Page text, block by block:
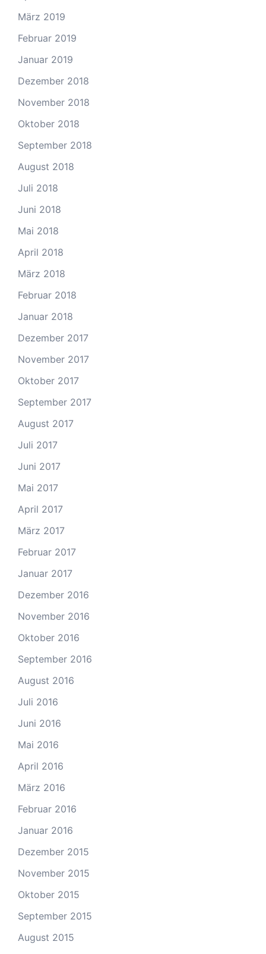
März 2019
Februar 2019
Januar 2019
Dezember 2018
November 2018
Oktober 2018
September 2018
August 2018
Juli 2018
Juni 2018
Mai 2018
April 2018
März 2018
Februar 2018
Januar 2018
Dezember 2017
November 2017
Oktober 2017
September 2017
August 2017
Juli 2017
Juni 2017
Mai 2017
April 2017
März 2017
Februar 2017
Januar 2017
Dezember 2016
November 2016
Oktober 2016
September 2016
August 2016
Juli 2016
Juni 2016
Mai 2016
April 2016
März 2016
Februar 2016
Januar 2016
Dezember 2015
November 2015
Oktober 2015
September 2015
August 2015